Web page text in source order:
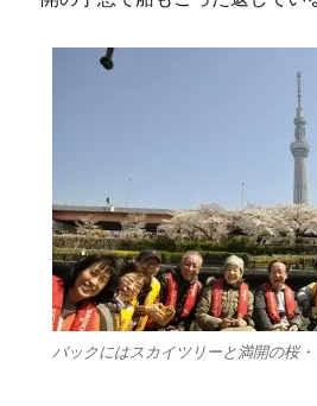
バックにはスカイツリーと満開の桜・